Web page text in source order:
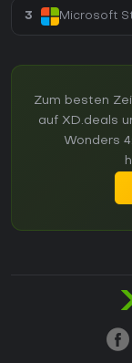
3 Microsoft
Zum besten
auf XD.deals
Wonders